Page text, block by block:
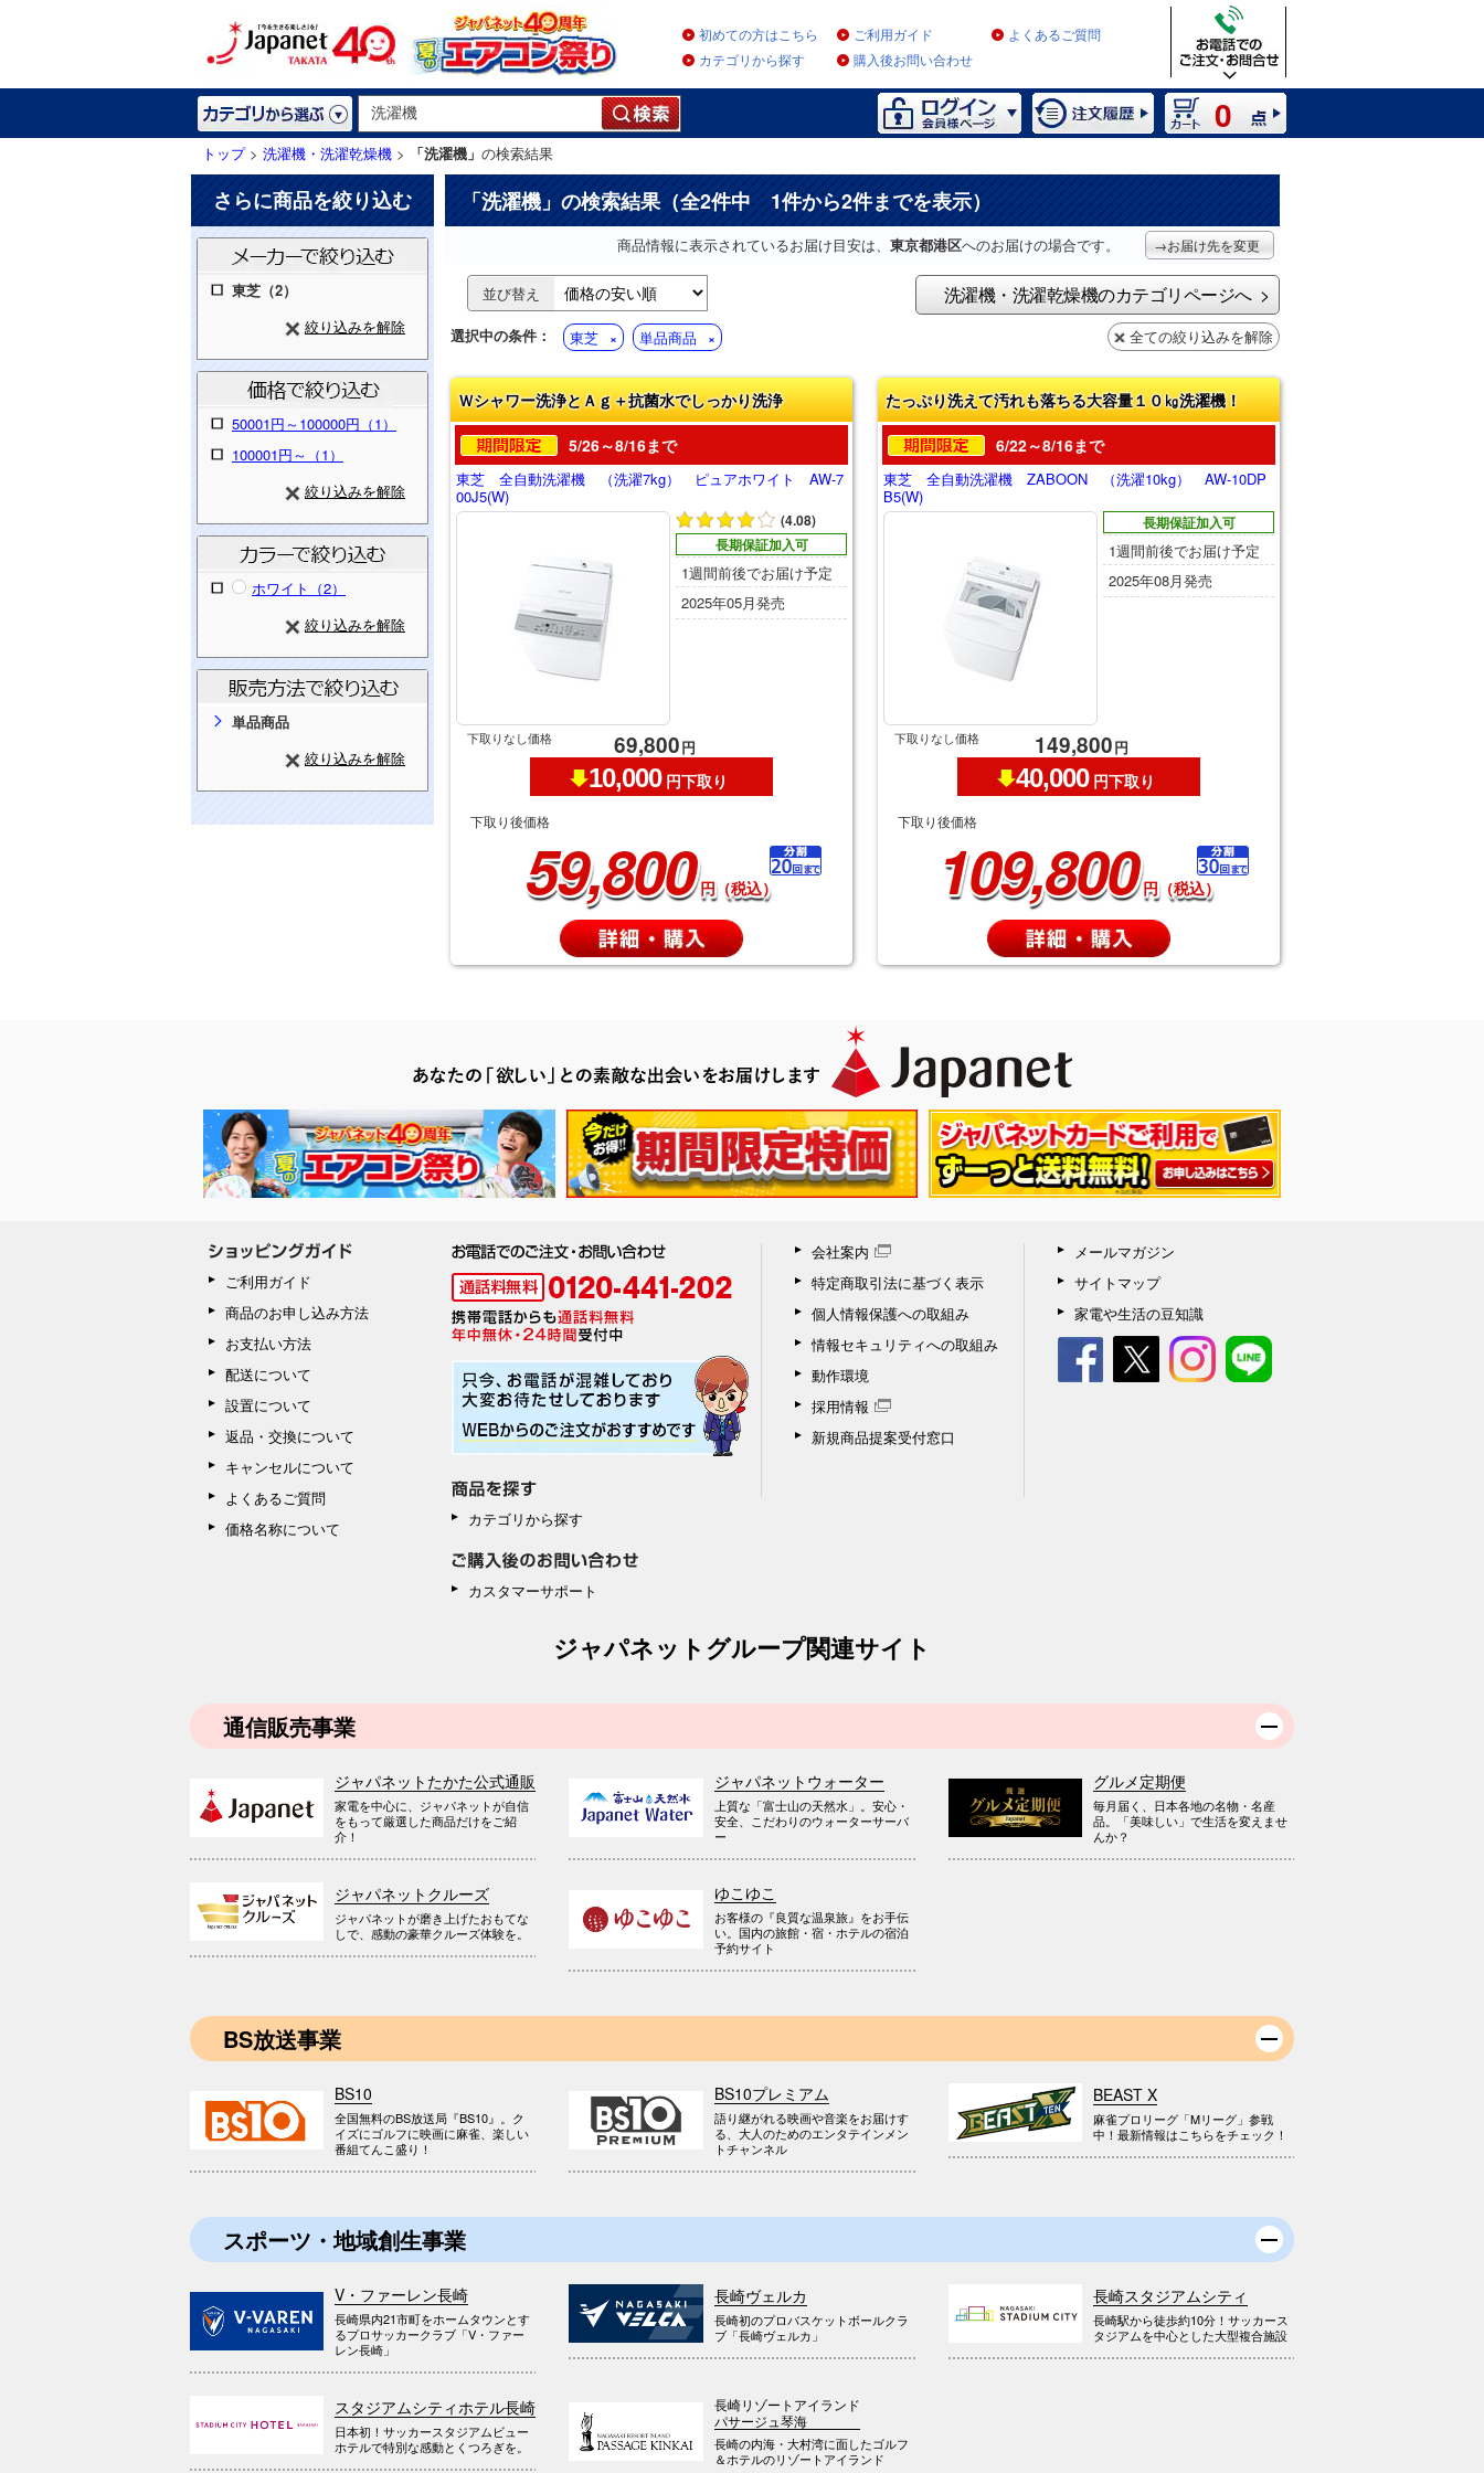
初めての方はこちら ご利用ガイド
よくあるご質問
カテゴリから探す
購入後お問い合わせ
0
トップ> 洗濯機・洗濯乾燥機 > 「洗濯機」 の検索結果
さらに商品を絞り込む
東芝（2）
絞り込みを解除
50001円～100000円（1）
100001円～（1）
絞り込みを解除
ホワイト（2）
絞り込みを解除
単品商品
絞り込みを解除
「洗濯機 」の検索結果（全2件中 1件から2件までを表示）
商品情報に表示されているお届け目安は、 東京都港区へのお届けの場合です。 →お届け先を変更
並び替え 洗濯機・洗濯乾燥機のカテゴリページへ
選択中の条件： 東芝 単品商品 全ての絞り込みを解除
Ｗシャワー洗浄とＡｇ＋抗菌水でしっかり洗浄
5/26～8/16まで
東芝 全自動洗濯機 （洗濯7kg） ピュアホワイト AW-7
00J5(W)
(4.08)
長期保証加入可
1週間前後でお届け予定
2025年05月発売
下取りなし価格 69,800円
10,000 円下取り
下取り後価格
59,800 円（税込）
たっぷり洗えて汚れも落ちる大容量１０㎏洗濯機！
6/22～8/16まで
東芝 全自動洗濯機 ZABOON （洗濯10kg） AW-10DP
B5(W)
長期保証加入可
1週間前後でお届け予定
2025年08月発売
下取りなし価格 149,800円
40,000 円下取り
下取り後価格
109,800 円（税込）
ご利用ガイド
商品のお申し込み方法
お支払い方法
配送について
設置について
返品・交換について
キャンセルについて
よくあるご質問
価格名称について
カテゴリから探す
カスタマーサポート
会社案内
特定商取引法に基づく表示
個人情報保護への取組み
情報セキュリティへの取組み
動作環境
採用情報
新規商品提案受付窓口
メールマガジン
サイトマップ
家電や生活の豆知識
ジャパネットグループ関連サイト
通信販売事業
ジャパネットたかた公式通販
家電を中心に、ジャパネットが自信
をもって厳選した商品だけをご紹
介！
ジャパネットウォーター
上質な「富士山の天然水」。安心・
安全、こだわりのウォーターサーバ
ー
グルメ定期便
毎月届く、日本各地の名物・名産
品。「美味しい」で生活を変えませ
んか？
ジャパネットクルーズ
ジャパネットが磨き上げたおもてな
しで、感動の豪華クルーズ体験を。
ゆこゆこ
お客様の『良質な温泉旅』をお手伝
い。国内の旅館・宿・ホテルの宿泊
予約サイト
BS放送事業
BS10
全国無料のBS放送局『BS10』。ク
イズにゴルフに映画に麻雀、楽しい
番組てんこ盛り！
BS10プレミアム
語り継がれる映画や音楽をお届けす
る、大人のためのエンタテインメン
トチャンネル
BEAST X
麻雀プロリーグ「Mリーグ」参戦
中！最新情報はこちらをチェック！
スポーツ・地域創生事業
V・ファーレン長崎
長崎県内21市町をホームタウンとす
るプロサッカークラブ「V・ファー
レン長崎」
長崎ヴェルカ
長崎初のプロバスケットボールクラ
ブ「長崎ヴェルカ」
長崎スタジアムシティ
長崎駅から徒歩約10分！サッカース
タジアムを中心とした大型複合施設
スタジアムシティホテル長崎
日本初！サッカースタジアムビュー
ホテルで特別な感動とくつろぎを。
長崎リゾートアイランド
パサージュ琴海
長崎の内海・大村湾に面したゴルフ
＆ホテルのリゾートアイランド